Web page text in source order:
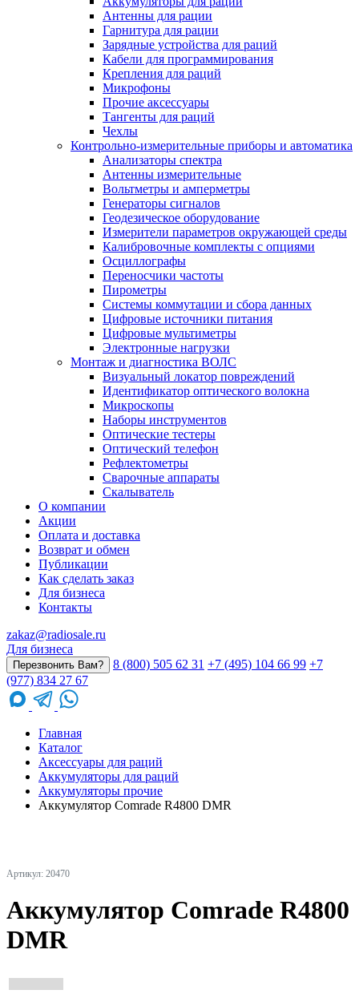
Антенны для рации
Гарнитура для рации
Зарядные устройства для раций
Кабели для программирования
Крепления для раций
Микрофоны
Прочие аксессуары
Тангенты для раций
Чехлы
Контрольно-измерительные приборы и автоматика
Анализаторы спектра
Антенны измерительные
Вольтметры и амперметры
Генераторы сигналов
Геодезическое оборудование
Измерители параметров окружающей среды
Калибровочные комплекты с опциями
Осциллографы
Переносчики частоты
Пирометры
Системы коммутации и сбора данных
Цифровые источники питания
Цифровые мультиметры
Электронные нагрузки
Монтаж и диагностика ВОЛС
Визуальный локатор повреждений
Идентификатор оптического волокна
Микроскопы
Наборы инструментов
Оптические тестеры
Оптический телефон
Рефлектометры
Сварочные аппараты
Скалыватель
О компании
Акции
Оплата и доставка
Возврат и обмен
Публикации
Как сделать заказ
Для бизнеса
Контакты
zakaz@radiosale.ru
Для бизнеса
Перезвонить Вам? 8 (800) 505 62 31 +7 (495) 104 66 99 +7
(977) 834 27 67
Главная
Каталог
Аксессуары для раций
Аккумуляторы для раций
Аккумуляторы прочие
Аккумулятор Comrade R4800 DMR
Артикул: 20470
Аккумулятор Comrade R4800
DMR